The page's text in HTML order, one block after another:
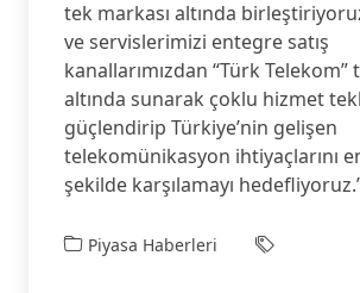
tek markası altında
ve servislerimizi entegre satış
kanallarımızdan “Türk Telekom”
altında sunarak çoklu hizmet
güçlendirip Türkiye’nin gelişen
telekomünikasyon ihtiyaçlarını
şekilde karşılamayı
Piyasa Haberleri